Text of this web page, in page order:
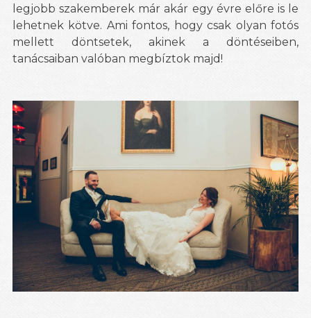
legjobb szakemberek már akár egy évre előre is le
lehetnek kötve. Ami fontos, hogy csak olyan fotós
mellett döntsetek, akinek a döntéseiben,
tanácsaiban valóban megbíztok majd!